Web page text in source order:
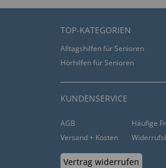
TOP-KATEGORIEN
Alltagshilfen für Senioren
Hörhilfen für Senioren
KUNDENSERVICE
AGB Häufige
Versand + Kosten
Vertrag widerrufen